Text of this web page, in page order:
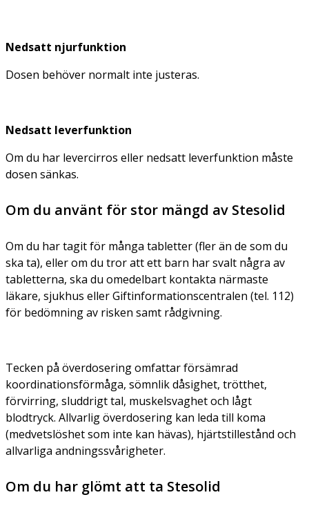
Nedsatt njurfunktion
Dosen behöver normalt inte justeras.
Nedsatt leverfunktion
Om du har levercirros eller nedsatt leverfunktion måste
dosen sänkas.
Om du använt för stor mängd av Stesolid
Om du har tagit för många tabletter (fler än de som du
ska ta), eller om du tror att ett barn har svalt några av
tabletterna, ska du omedelbart kontakta närmaste
läkare, sjukhus eller Giftinformationscentralen (tel. 112)
för bedömning av risken samt rådgivning.
Tecken på överdosering omfattar försämrad
koordinationsförmåga, sömnlik dåsighet, trötthet,
förvirring, sluddrigt tal, muskelsvaghet och lågt
blodtryck. Allvarlig överdosering kan leda till koma
(medvetslöshet som inte kan hävas), hjärtstillestånd och
allvarliga andningssvårigheter.
Om du har glömt att ta Stesolid